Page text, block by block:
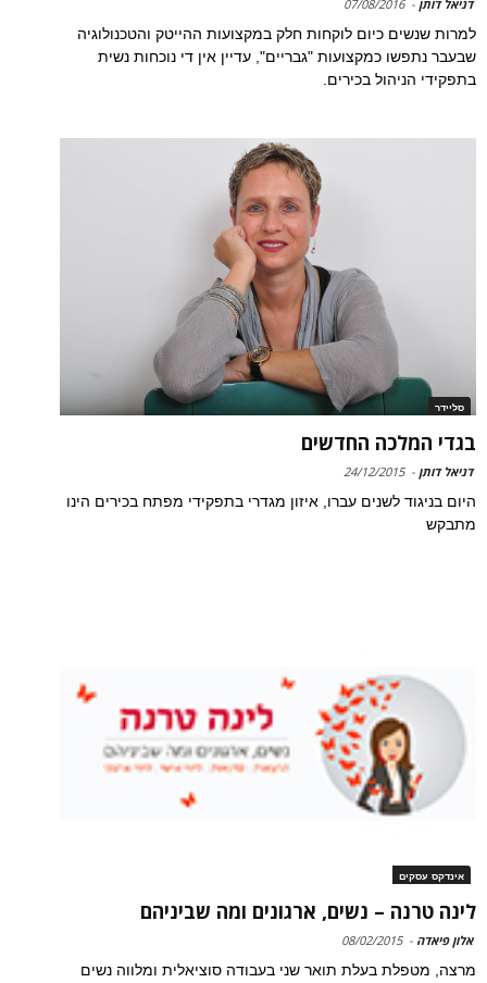
דניאל דותן -
07/08/2016
למרות שנשים כיום לוקחות חלק במקצועות ההייטק והטכנולוגיה
שבעבר נתפשו כמקצועות "גבריים", עדיין אין די נוכחות נשית
בתפקידי הניהול בכירים.
סליידר
בגדי המלכה החדשים
דניאל דותן -
24/12/2015
היום בניגוד לשנים עברו, איזון מגדרי בתפקידי מפתח בכירים הינו
מתבקש
אינדקס עסקים
לינה טרנה – נשים, ארגונים ומה שביניהם
אלון פיאדה -
08/02/2015
מרצה, מטפלת בעלת תואר שני בעבודה סוציאלית ומלווה נשים